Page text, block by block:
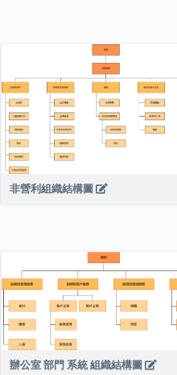
非營利組織結構圖
辦公室 部門 系統 組織結構圖